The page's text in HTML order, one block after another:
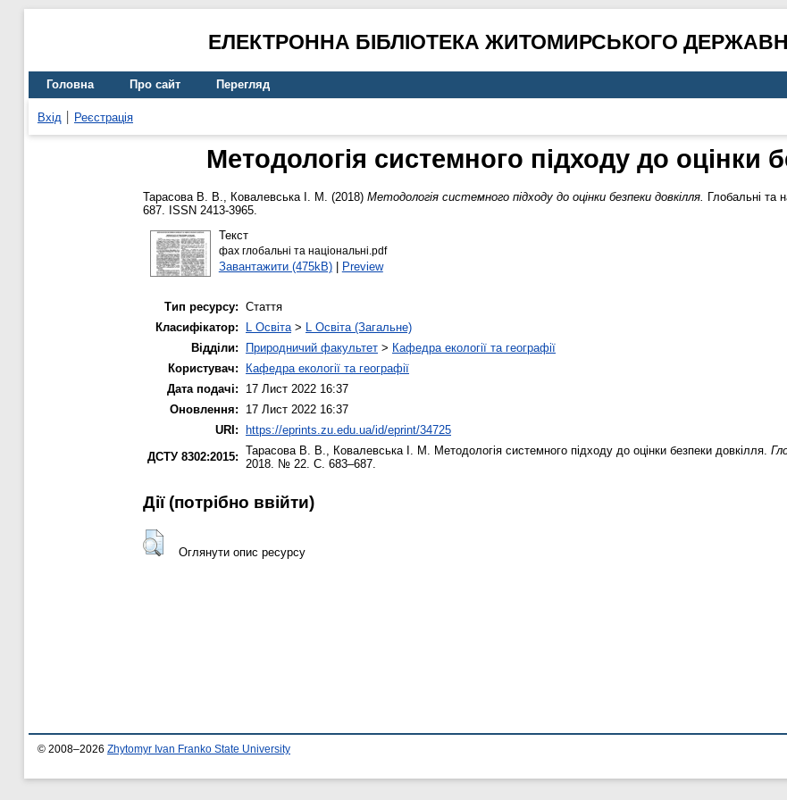
ЕЛЕКТРОННА БІБЛІОТЕКА ЖИТОМИРСЬКОГО
Головна Про сайт Перегляд
Вхід Реєстрація
Методологія системного підходу до оцінки
Тарасова В. В., Ковалевська І. М. (2018) Методологія системного підходу до оцінки безпеки довкілля. Глобальні та
687. ISSN 2413-3965.
Текст
фах глобальні та національні.pdf
Завантажити (475kB)| Preview
Тип ресурсу: Стаття
Класифікатор:
L Освіта> L Освіта (Загальне)
Відділи:
Природничий факультет > Кафедра екології та географії
Користувач:
Кафедра екології та географії
Дата подачі:
17 Лист 2022 16:37
Оновлення:
17 Лист 2022 16:37
URI:
https://eprints.zu.edu.ua/id/eprint/34725
ДСТУ 8302:2015: Тарасова В. В., Ковалевська І. М. Методологія системного підходу до оцінки безпеки довкілля.
2018. № 22. С. 683–687.
Дії ​​(потрібно ввійти)
Оглянути опис ресурсу
© 2008–2026 Zhytomyr Ivan Franko State University